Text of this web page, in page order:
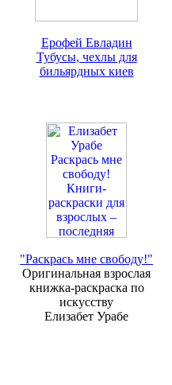
Ерофей Евладин
Тубусы, чехлы для
бильярдных киев
"Раскрась мне свободу!"
Оригинальная взрослая
книжка-раскраска по
искусству
Елизабет Урабе